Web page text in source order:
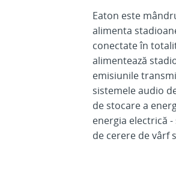
Eaton este
alimenta
conectate în
alimentează
emisiunile
sistemele audio
de stocare a
energia electrică
de cerere de vârf